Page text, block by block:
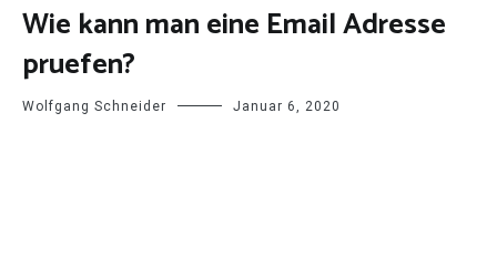
Wie kann man eine Email Adresse
pruefen?
Wolfgang Schneider Januar 6, 2020